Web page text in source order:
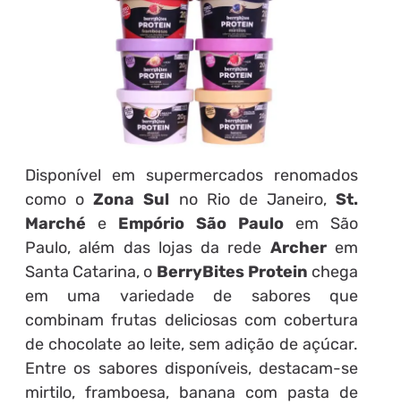
Disponível em supermercados renomados
como oZona Sul no Rio de Janeiro,St.
Marché e Empório São Paulo em São
Paulo, além das lojas da rede Archerem
Santa Catarina, o BerryBites Protein chega
em uma variedade de sabores que
combinam frutas deliciosas com cobertura
de chocolate ao leite, sem adição de açúcar.
Entre os sabores disponíveis, destacam-se
mirtilo, framboesa, banana com pasta de